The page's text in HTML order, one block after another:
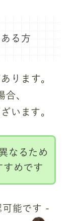
る方
ります。
合、
います。
なるため
すめです
可能です -